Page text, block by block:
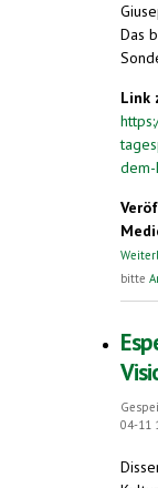
Das
Link
bitte
04-11